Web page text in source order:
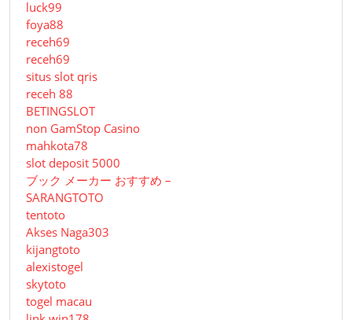
luck99
foya88
receh69
receh69
situs slot qris
receh 88
BETINGSLOT
non GamStop Casino
mahkota78
slot deposit 5000
ブック メーカー おすすめ –
SARANGTOTO
tentoto
Akses Naga303
kijangtoto
alexistogel
skytoto
togel macau